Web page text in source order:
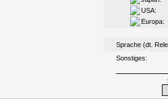
USA:
Europa:
Sprache (dt.
Sonstiges: